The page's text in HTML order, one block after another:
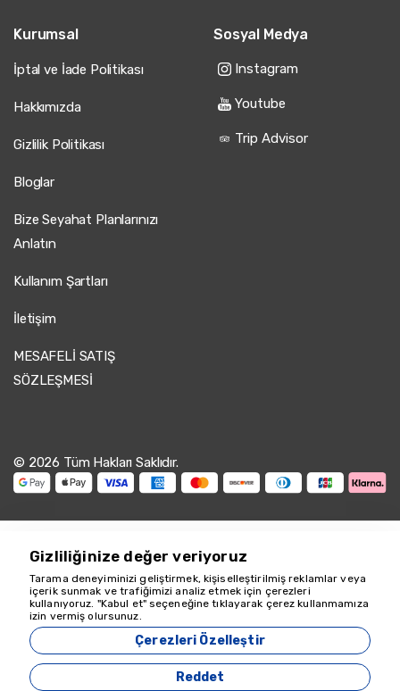
Kurumsal
İptal ve İade Politikası
Hakkımızda
Gizlilik Politikası
Bloglar
Bize Seyahat Planlarınızı
Anlatın
Kullanım Şartları
İletişim
MESAFELİ SATIŞ
SÖZLEŞMESİ
Sosyal Medya
Instagram
Youtube
Trip Advisor
© 2026 Tüm Hakları Saklıdır.
Zeyvona Travel - 18349
Gizliliğinize değer veriyoruz
Tarama deneyiminizi geliştirmek, kişiselleştirilmiş reklamlar veya
içerik sunmak ve trafiğimizi analiz etmek için çerezleri
kullanıyoruz. "Kabul et" seçeneğine tıklayarak çerez kullanmamıza
izin vermiş olursunuz.
Çerezleri Özelleştir
Reddet
Yardım için buradayız